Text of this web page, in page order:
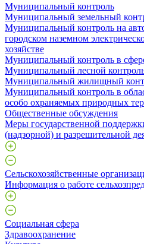
Муниципальный контроль
Муниципальный земельный
Муниципальный контроль на
городском наземном
хозяйстве
Муниципальный контроль в
Муниципальный лесной
Муниципальный жилищный
Муниципальный контроль в
особо охраняемых природных
Общественные обсуждения
Меры государственной
(надзорной) и разрешительной
Сельскохозяйственные
Информация о работе
Социальная сфера
Здравоохранение